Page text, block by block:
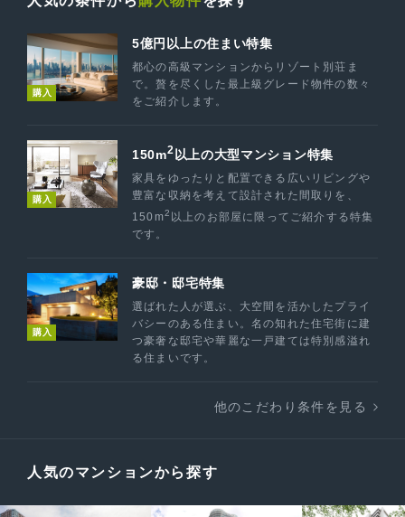
購入
5億円以上の住まい特集
都心の高級マンションからリゾート別荘ま
で。贅を尽くした最上級グレード物件の数々
をご紹介します。
購入
150m2 以上の大型マンション特集
家具をゆったりと配置できる広いリビングや
豊富な収納を考えて設計された間取りを、
150m2 以上のお部屋に限ってご紹介する特集
です。
購入
豪邸・邸宅特集
選ばれた人が選ぶ、大空間を活かしたプライ
バシーのある住まい。名の知れた住宅街に建
つ豪奢な邸宅や華麗な一戸建ては特別感溢れ
る住まいです。
他のこだわり条件を見る
人気のマンションから探す